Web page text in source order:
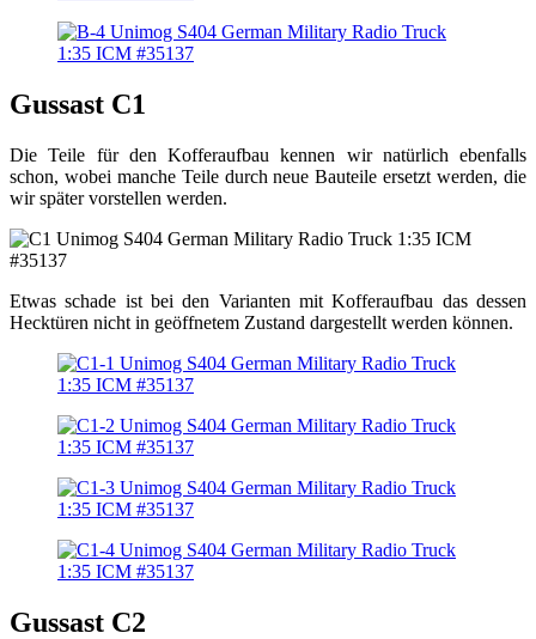
Gussast C1
Die Teile für den Kofferaufbau kennen wir natürlich ebenfalls
schon, wobei manche Teile durch neue Bauteile ersetzt werden, die
wir später vorstellen werden.
Etwas schade ist bei den Varianten mit Kofferaufbau das dessen
Hecktüren nicht in geöffnetem Zustand dargestellt werden können.
Gussast C2